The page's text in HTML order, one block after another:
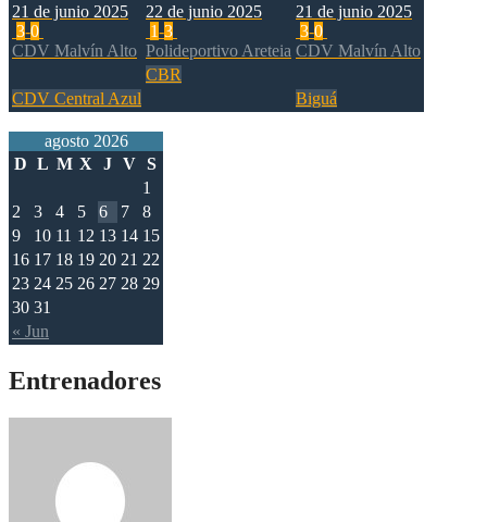
21 de junio 2025
3-0
CDV Malvín Alto
21 de junio 2025
3-0
CDV Malvín Alto
22 de junio 2025
1-3
Polideportivo Areteia
CBR
CDV Central Azul
Biguá
agosto 2026
D L M X J V S
« Jun
1
2
3 4 5 6 7
8
9
10 11 12 13 14 15
16 17 18 19 20 21 22
23 24 25 26 27 28 29
30 31
Entrenadores